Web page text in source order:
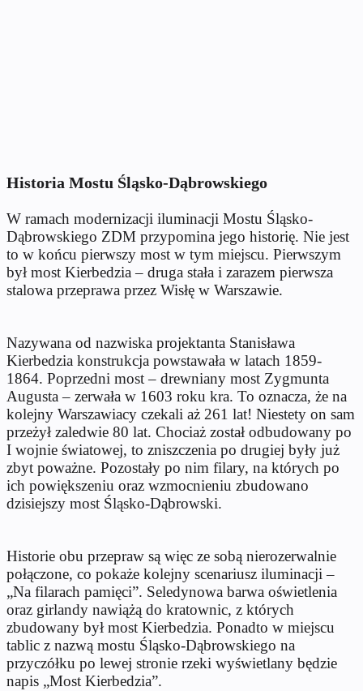
Historia Mostu Śląsko-Dąbrowskiego
W ramach modernizacji iluminacji Mostu Śląsko-
Dąbrowskiego ZDM przypomina jego historię. Nie jest
to w końcu pierwszy most w tym miejscu. Pierwszym
był most Kierbedzia – druga stała i zarazem pierwsza
stalowa przeprawa przez Wisłę w Warszawie.
Nazywana od nazwiska projektanta Stanisława
Kierbedzia konstrukcja powstawała w latach 1859-
1864. Poprzedni most – drewniany most Zygmunta
Augusta – zerwała w 1603 roku kra. To oznacza, że na
kolejny Warszawiacy czekali aż 261 lat! Niestety on sam
przeżył zaledwie 80 lat. Chociaż został odbudowany po
I wojnie światowej, to zniszczenia po drugiej były już
zbyt poważne. Pozostały po nim filary, na których po
ich powiększeniu oraz wzmocnieniu zbudowano
dzisiejszy most Śląsko-Dąbrowski.
Historie obu przepraw są więc ze sobą nierozerwalnie
połączone, co pokaże kolejny scenariusz iluminacji –
„Na filarach pamięci”. Seledynowa barwa oświetlenia
oraz girlandy nawiążą do kratownic, z których
zbudowany był most Kierbedzia. Ponadto w miejscu
tablic z nazwą mostu Śląsko-Dąbrowskiego na
przyczółku po lewej stronie rzeki wyświetlany będzie
napis „Most Kierbedzia”.